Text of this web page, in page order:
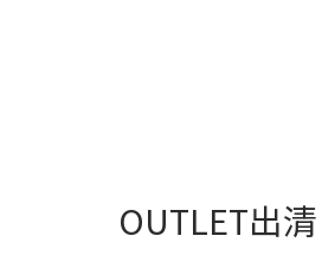
OUTLET出